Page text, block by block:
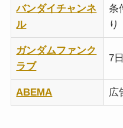
バンダイチャンネ
ル
条
り
ガンダムファンク
ラブ
7
ABEMA 広